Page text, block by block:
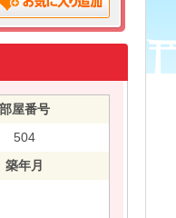
部屋番号
504
築年月